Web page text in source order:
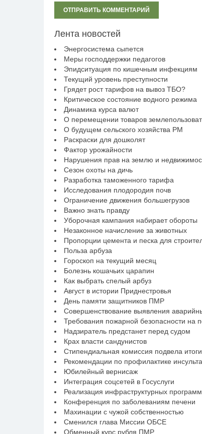
Лента новостей
Энергосистема сыпется
Меры господдержки педагогов
Эпидситуация по кишечным инфекциям
Текущий уровень преступности
Грядет рост тарифов на вывоз ТБО?
Критическое состояние водного режима
Динамика курса валют
О перемещении товаров
О будущем сельского хозяйства РМ
Раскраски для дошколят
Фактор урожайности
Нарушения прав на землю и
Сезон охоты на дичь
Разработка таможенного тарифа
Исследования плодородия почв
Ограничение движения большегрузов
Важно знать правду
Уборочная кампания набирает обороты
Незаконное начисление за животных
Пропорции цемента и песка для
Польза арбуза
Гороскоп на текущий месяц
Болезнь кошачьих царапин
Как выбрать спелый арбуз
Август в истории Приднестровья
День памяти защитников ПМР
Совершенствование выявления
Требования пожарной безопасности на
Надзиратель предстанет перед судом
Крах власти сандунистов
Стипендиальная комиссия подвела итоги
Рекомендации по профилактике инсульта
Юбилейный вернисаж
Интеграция соцсетей в Госуслуги
Реализация инфраструктурных программ
Конференция по заболеваниям печени
Махинации с чужой собственностью
Сменился глава Миссии ОБСЕ
Обменный курс рубля ПМР